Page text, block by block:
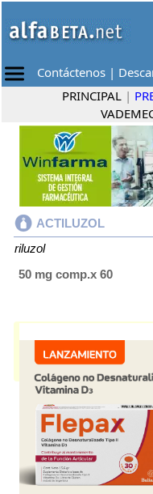
Contáctenos |
PRINCIPAL |
ACTILUZOL
riluzol
50 mg comp.x 60
producido porBioprofarma
disponible.
Explorar más
Otros productos con
Otros productos de